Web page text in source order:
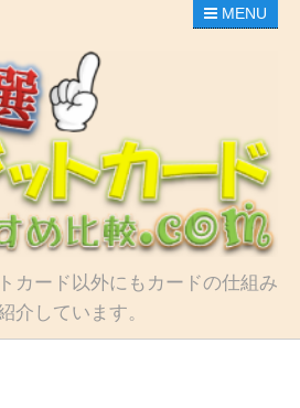
MENU
カード以外にもカードの仕組み
介しています。